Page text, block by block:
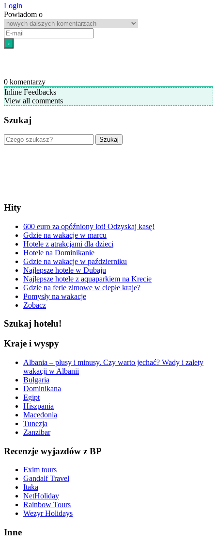
Login
Powiadom o
0 komentarzy
Inline Feedbacks
View all comments
Szukaj
Szukaj
Hity
600 euro za opóźniony lot! Odzyskaj kasę!
Gdzie na wakacje w marcu
Hotele z atrakcjami dla dzieci
Hotele na Dominikanie
Gdzie na wakacje w październiku
Najlepsze hotele w Dubaju
Najlepsze hotele z aquaparkiem na Krecie
Gdzie na ferie zimowe w ciepłe kraje?
Pomysły na wakacje
Zobacz
Szukaj hotelu!
Kraje i wyspy
Albania – plusy i minusy. Czy warto jechać? Wady i zalety
wakacji w Albanii
Bułgaria
Dominikana
Egipt
Hiszpania
Macedonia
Tunezja
Zanzibar
Recenzje wyjazdów z BP
Exim tours
Gandalf Travel
Itaka
NetHoliday
Rainbow Tours
Wezyr Holidays
Inne